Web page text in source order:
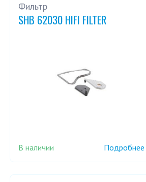
Фильтр
SHB 62030 HIFI FILTER
В наличии Подробнее